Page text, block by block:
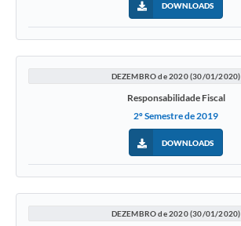
DOWNLOADS
DEZEMBRO de 2020 (30/01/2020)
Responsabilidade Fiscal
2º Semestre de 2019
DOWNLOADS
DEZEMBRO de 2020 (30/01/2020)